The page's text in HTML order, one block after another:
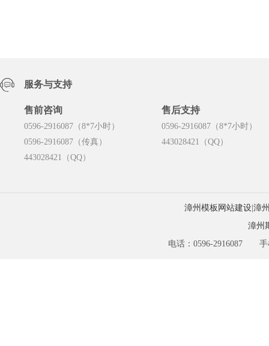
服务与支持
售前咨询
0596-2916087（8*7小时）
0596-2916087（传真）
443028421（QQ）
售后支持
0596-2916087（8*7小时）
443028421（QQ）
漳州模板网站建设| 漳
漳州
电话：0596-2916087 手